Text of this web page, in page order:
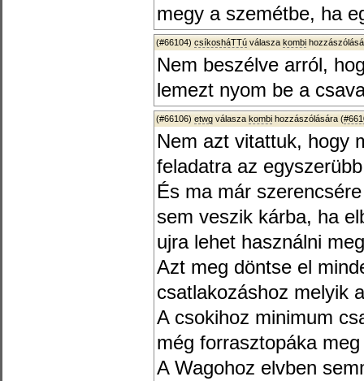
megy a szemétbe, ha
(#66104) csíkosháTTú válasza kombi
Nem beszélve arról,
lemezt nyom be a
(#66106) etwg válasza kombi hozzászólására (
Nem azt vitattuk, hogy
feladatra az
És ma már
sem veszik kárba, ha
ujra lehet használni
Azt meg döntse el
csatlakozáshoz melyik
A csokihoz minimum
még forrasztopáka
A Wagohoz elvben